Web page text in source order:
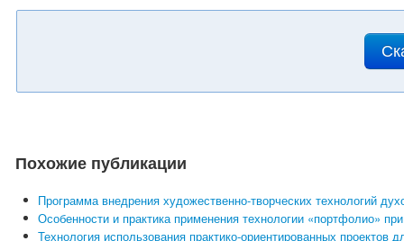
Похожие публикации
Программа внедрения художественно-творческих технологий
Особенности и практика применения технологии «портфолио»
Технология использования практико-ориентированных